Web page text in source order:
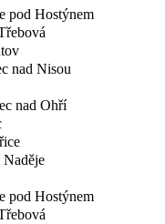
pod Hostýnem
nad Nisou
nad Ohří
pod Hostýnem